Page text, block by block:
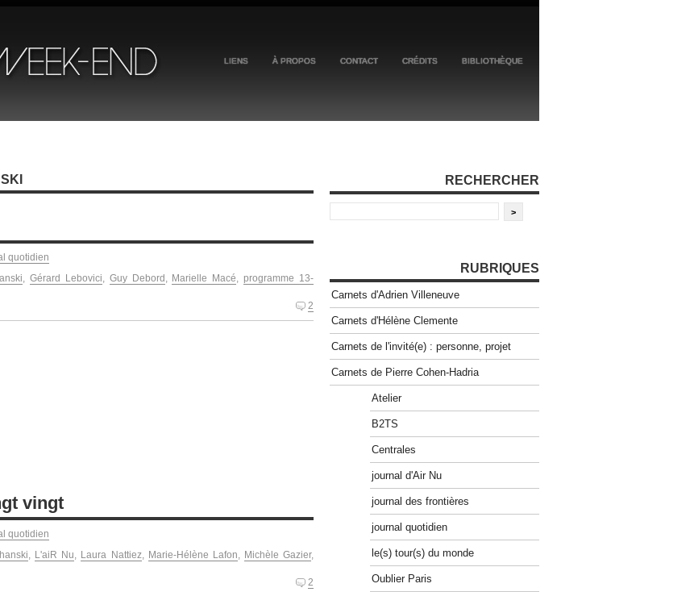
LIENS À PROPOS CONTACT CRÉDITS BIBLIOTHÈQUE
quotidien
,Gérard Lebovici, Guy Debord , Marielle Macé, programme 13-
2
vingt
quotidien
L'aiR Nu Laura Nattiez, Marie-Hélène Lafon Michèle Gazier,
2
RECHERCHER
RUBRIQUES
Carnets d'Adrien Villeneuve
Carnets d'Hélène Clemente
Carnets de l'invité(e) : personne, projet
Carnets de Pierre Cohen-Hadria
Atelier
B2TS
Centrales
journal d'Air Nu
journal des frontières
journal quotidien
le(s) tour(s) du monde
Oublier Paris